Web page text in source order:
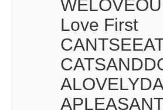
Love First